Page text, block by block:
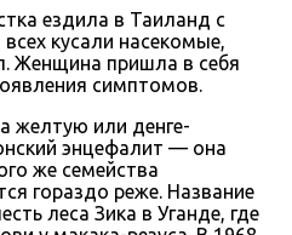
ездила в Таиланд с
кусали насекомые,
Женщина пришла в себя
симптомов.
желтую или денге-
энцефалит — она
же семейства
гораздо реже. Название
леса Зика в Уганде, где